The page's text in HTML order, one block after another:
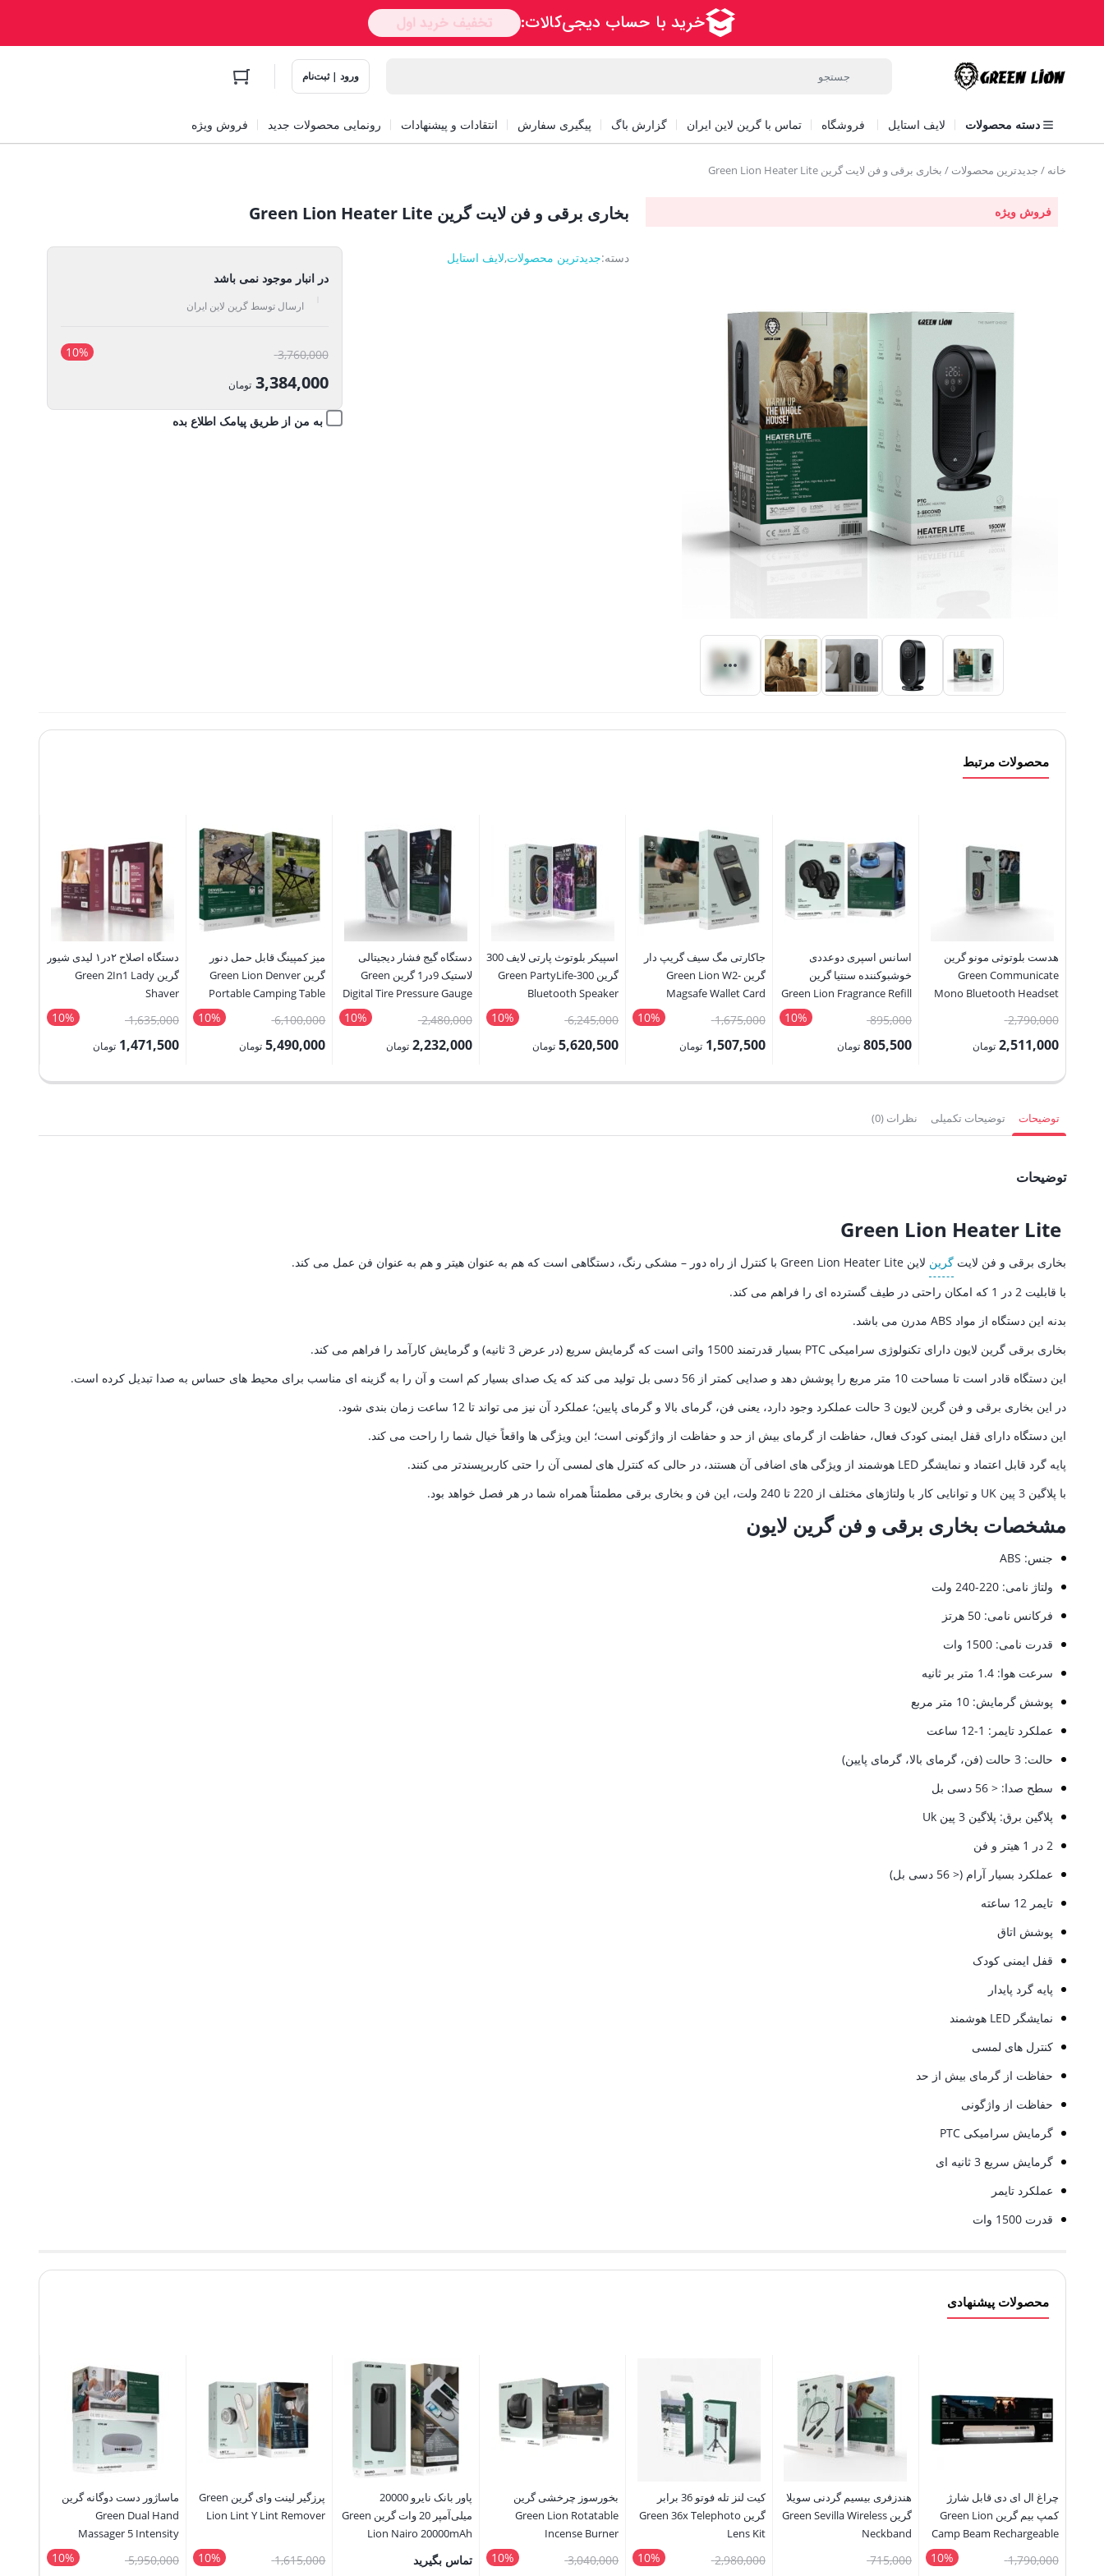
ورود | ثبت‌نام
دسته محصولات لایف استایل فروشگاه تماس با گرین لاین ایران گزارش باگ پیگیری سفارش انتقادات و پیشنهادات رونمایی محصولات جدید فروش ویژه
خانه / جدیدترین محصولات / بخاری برقی و فن لایت گرین Green Lion Heater Lite
فروش ویژه بخاری برقی و فن لایت گرین Green Lion Heater Lite
دسته:جدیدترین محصولات,لایف استایل
در انبار موجود نمی باشد
ارسال توسط گرین لاین ایران
10% 3,760,000قیمت
اصلی:
بود.
3,384,000 تومان
قیمت
فعلی:
به من از طریق پیامک اطلاع بده
محصولات مرتبط
هدست بلوتوثی مونو گرین
Green Communicate
Mono Bluetooth Headset
2,790,000قیمت
اصلی:
بود.
2,511,000 تومان
2,511,000 تومان.
اسانس اسپری دوعددی
خوشبوکننده سنتیا گرین
Green Lion Fragrance Refill
10% 895,000قیمت
اصلی:
بود.
805,500 تومان
805,500 تومان.
جاکارتی مگ سیف گریپ دار
گرین Green Lion W2-
Magsafe Wallet Card
10% 1,675,000قیمت
اصلی:
بود.
1,507,500 تومان
اسپیکر بلوتوث پارتی لایف 300
گرین Green PartyLife-300
Bluetooth Speaker
10% 6,245,000قیمت
اصلی:
بود.
5,620,500 تومان
دستگاه گیج فشار دیجیتالی
لاستیک 9در1 گرین Green
Digital Tire Pressure Gauge
10% 2,480,000قیمت
اصلی:
بود.
2,232,000 تومان
میز کمپینگ قابل حمل دنور
گرین Green Lion Denver
Portable Camping Table
10% 6,100,000قیمت
اصلی:
بود.
5,490,000 تومان
دستگاه اصلاح ۲در۱ لیدی شیور
گرین Green 2In1 Lady
Shaver
10% 1,635,000قیمت
اصلی:
بود.
1,471,500 تومان
توضیحات توضیحات تکمیلی نظرات (0)
توضیحات
Green Lion Heater Lite
بخاری برقی و فن لایتگرین لاین Green Lion Heater Lite با کنترل از راه دور – مشکی رنگ، دستگاهی است که هم به عنوان هیتر و هم به عنوان فن عمل می کند.
با قابلیت 2 در 1 که امکان راحتی در طیف گسترده ای را فراهم می کند.
بدنه این دستگاه از مواد ABS مدرن می باشد.
بخاری برقی گرین لایون دارای تکنولوژی سرامیکی PTC بسیار قدرتمند 1500 واتی است که گرمایش سریع (در عرض 3 ثانیه) و گرمایش کارآمد را فراهم می کند.
این دستگاه قادر است تا مساحت 10 متر مربع را پوشش دهد و صدایی کمتر از 56 دسی بل تولید می کند که یک صدای بسیار کم است و آن را به گزینه ای مناسب برای محیط های حساس به صدا تبدیل کرده است.
در این بخاری برقی و فن گرین لایون 3 حالت عملکرد وجود دارد، یعنی فن، گرمای بالا و گرمای پایین؛ عملکرد آن نیز می تواند تا 12 ساعت زمان بندی شود.
این دستگاه دارای قفل ایمنی کودک فعال، حفاظت از گرمای بیش از حد و حفاظت از واژگونی است؛ این ویژگی ها واقعاً خیال شما را راحت می کند.
پایه گرد قابل اعتماد و نمایشگر LED هوشمند از ویژگی های اضافی آن هستند، در حالی که کنترل های لمسی آن را حتی کاربرپسندتر می کنند.
با پلاگین 3 پین UK و توانایی کار با ولتاژهای مختلف از 220 تا 240 ولت، این فن و بخاری برقی مطمئناً همراه شما در هر فصل خواهد بود.
مشخصات بخاری برقی و فن گرین لایون
جنس: ABS
ولتاژ نامی: 220-240 ولت
فرکانس نامی: 50 هرتز
قدرت نامی: 1500 وات
سرعت هوا: 1.4 متر بر ثانیه
پوشش گرمایش: 10 متر مربع
عملکرد تایمر: 1-12 ساعت
حالت: 3 حالت (فن، گرمای بالا، گرمای پایین)
سطح صدا: < 56 دسی بل
پلاگین برق: پلاگین 3 پین Uk
2 در 1 هیتر و فن
عملکرد بسیار آرام (< 56 دسی بل)
تایمر 12 ساعته
پوشش اتاق
قفل ایمنی کودک
پایه گرد پایدار
نمایشگر LED هوشمند
کنترل های لمسی
حفاظت از گرمای بیش از حد
حفاظت از واژگونی
گرمایش سرامیکی PTC
گرمایش سریع 3 ثانیه ای
عملکرد تایمر
قدرت 1500 وات
محصولات پیشنهادی
چراغ ال ای دی قابل شارژ
کمپ بیم گرین Green Lion
Camp Beam Rechargeable
10% 1,790,000قیمت
هندزفری بیسیم گردنی سویلا
گرین Green Sevilla Wireless
Neckband
715,000قیمت
کیت لنز تله فوتو 36 برابر
گرین Green 36x Telephoto
Lens Kit
10% 2,980,000قیمت
بخورسوز چرخشی گرین
Green Lion Rotatable
Incense Burner
10% 3,040,000قیمت
پاور بانک نایرو 20000
میلی‌آمپر 20 وات گرین Green
Lion Nairo 20000mAh
Power Bank PD 20W
تماس بگیرید
پرزگیر لینت وای گرین Green
Lion Lint Y Lint Remover
10% 1,615,000قیمت
ماساژور دست دوگانه گرین
Green Dual Hand
Massager 5 Intensity
10% 5,950,000قیمت